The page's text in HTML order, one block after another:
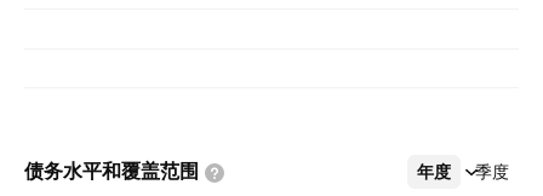
债务水平和覆盖范围 年度 季度
更多